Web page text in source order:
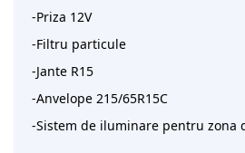
-Priza 12V
-Filtru particule
-Jante R15
-Anvelope 215/65R15C
-Sistem de iluminare pentru zona